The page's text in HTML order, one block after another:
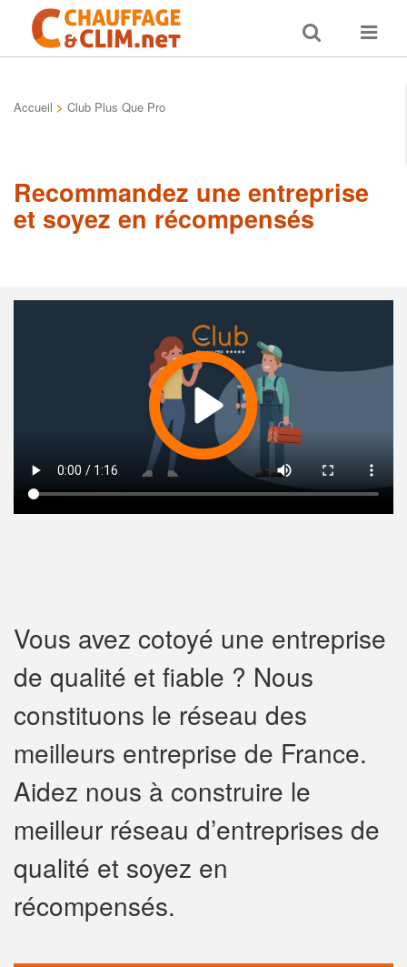
Toggle
search
Toggle
Accueil > Club Plus Que Pro
Recommandez une entreprise
et soyez en récompensés
Vous avez cotoyé une entreprise
de qualité et fiable ? Nous
constituons le réseau des
meilleurs entreprise de France.
Aidez nous à construire le
meilleur réseau d’entreprises de
qualité et soyez en
récompensés.